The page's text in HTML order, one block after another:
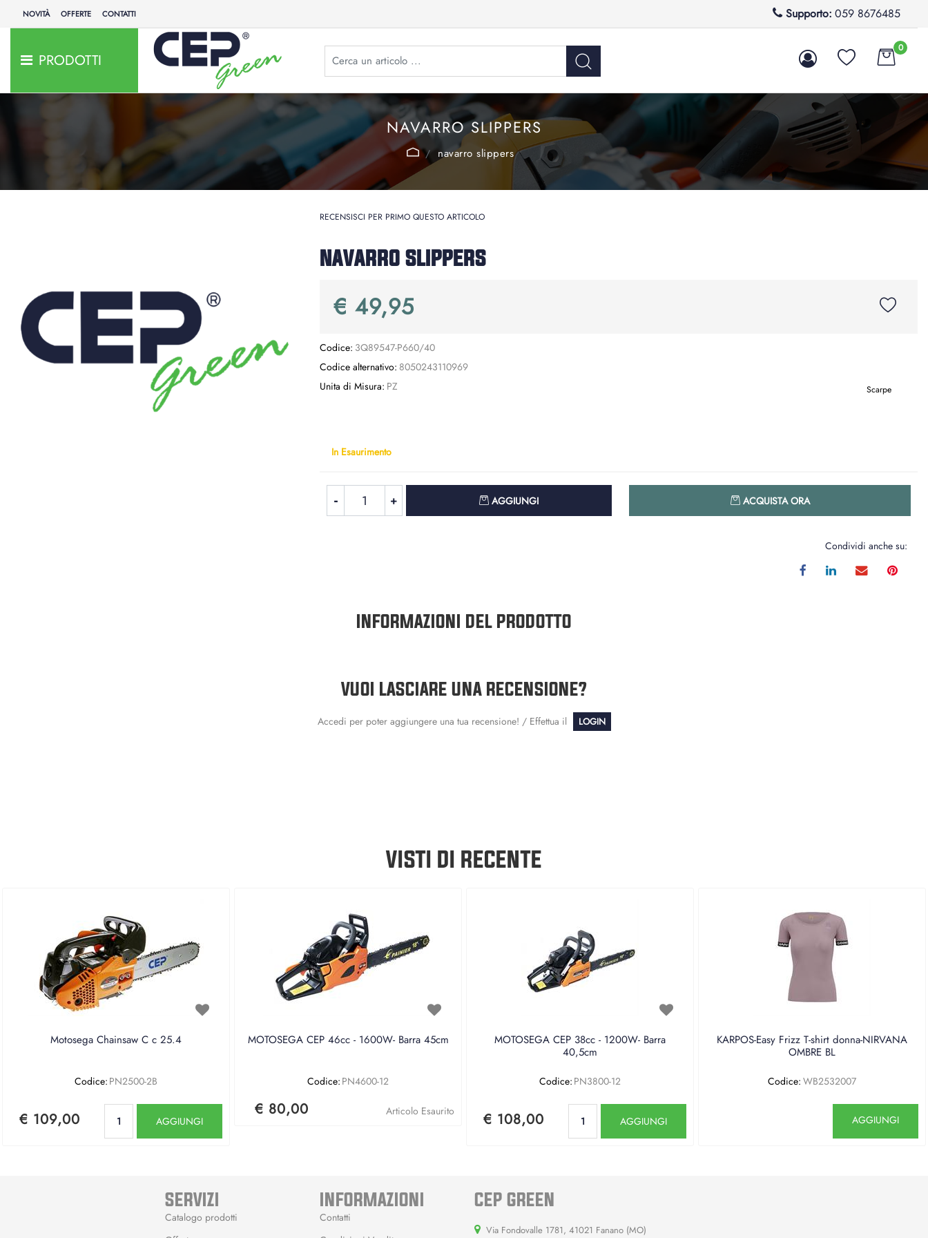
NOVITÀ OFFERTE CONTATTI Supporto: 059 8676485
PRODOTTI
0
NAVARRO SLIPPERS
navarro slippers
RECENSISCI PER PRIMO QUESTO ARTICOLO
NAVARRO SLIPPERS
€ 49,95
Codice: 3Q89547-P660/40
Codice alternativo: 8050243110969
Unita di Misura: PZ Scarpe
In Esaurimento
AGGIUNGI ACQUISTA ORA
Condividi anche su:
INFORMAZIONI DEL PRODOTTO
VUOI LASCIARE UNA RECENSIONE?
Accedi per poter aggiungere una tua recensione! / Effettua il LOGIN
VISTI DI RECENTE
Motosega Chainsaw C c 25.4
Codice: PN2500-2B
€ 109,00 AGGIUNGI
MOTOSEGA CEP 46cc - 1600W- Barra 45cm
Codice: PN4600-12
€ 80,00 Articolo Esaurito
MOTOSEGA CEP 38cc - 1200W- Barra
40,5cm
Codice: PN3800-12
€ 108,00 AGGIUNGI
KARPOS-Easy Frizz T-shirt donna-NIRVANA
OMBRE BL
Codice: WB2532007
AGGIUNGI
SERVIZI
Catalogo prodotti
INFORMAZIONI
Contatti
CEP GREEN
Via Fondovalle 1781, 41021 Fanano (MO)